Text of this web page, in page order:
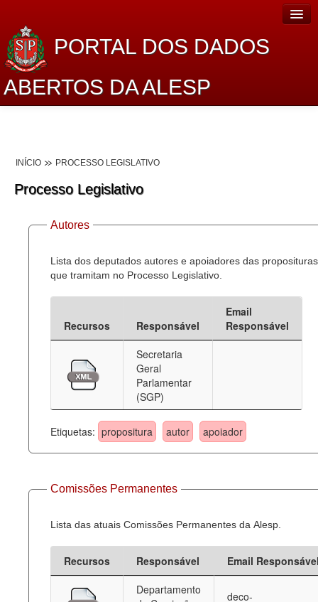
PORTAL DOS DADOS
ABERTOS DA ALESP
Lei de Acesso à Informação
Dados Governamentais Abertos
Planejamento
Catálogo de dados
Deputados Estaduais
Administração
Agenda
Perguntas frequentes
Contato
INÍCIO PROCESSO LEGISLATIVO
Processo Legislativo
Autores
Lista dos deputados autores e apoiadores das proposituras
que tramitam no Processo Legislativo.
Recursos Responsável
Email
Responsável
Secretaria
Geral
Parlamentar
(SGP)
Etiquetas: propositura autor apoiador
Comissões Permanentes
Lista das atuais Comissões Permanentes da Alesp.
Recursos Responsável
Email
Departamento
deco-